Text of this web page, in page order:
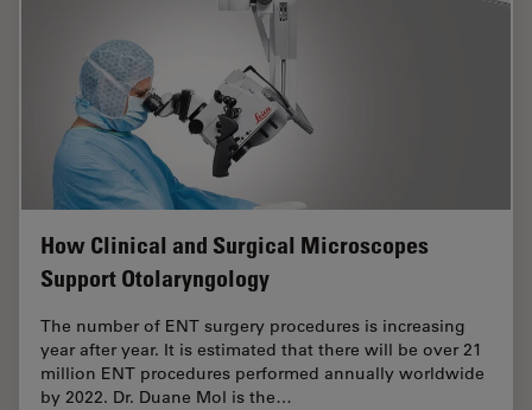
How Clinical and Surgical Microscopes
Support Otolaryngology
The number of ENT surgery procedures is increasing
year after year. It is estimated that there will be over 21
million ENT procedures performed annually worldwide
by 2022. Dr. Duane Mol is the…